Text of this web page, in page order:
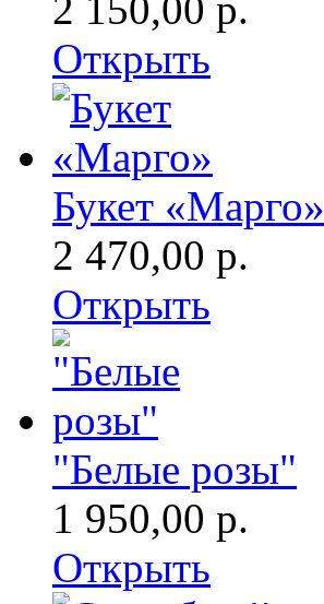
2 150,00 р.
Открыть
Букет «Марго»
2 470,00 р.
Открыть
"Белые розы"
1 950,00 р.
Открыть